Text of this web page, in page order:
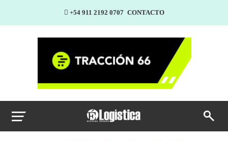
+54 911 2192 0707 CONTACTO